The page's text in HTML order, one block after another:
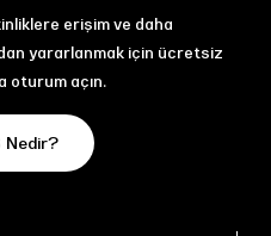
erişim ve daha
yararlanmak için ücretsiz
oturum açın.
Nedir?